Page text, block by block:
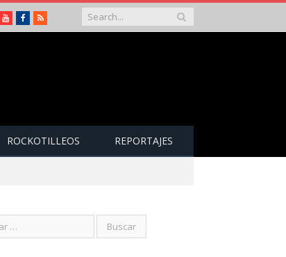
YoutubeFacebook
RSS
ROCKOTILLEOS REPORTAJES